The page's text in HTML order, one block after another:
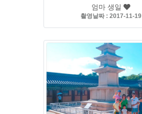
엄마 생일
촬영날짜 : 2017-11-19